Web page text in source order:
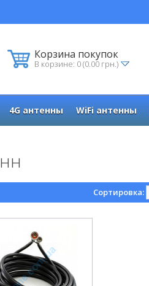
Корзина покупок
В корзине: 0 (0.00 грн.)
4G антенны WiFi антенны
Сортировка: